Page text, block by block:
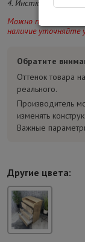
4. Инсткрукция и
Можно посмотреть в
наличие уточняйте
Обратите
Оттенок товара
реального.
Производитель
изменять
Важные
Другие цвета: